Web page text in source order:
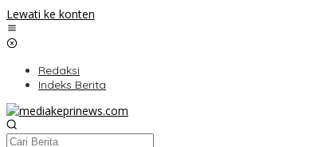
Lewati ke konten
Redaksi
Indeks Berita